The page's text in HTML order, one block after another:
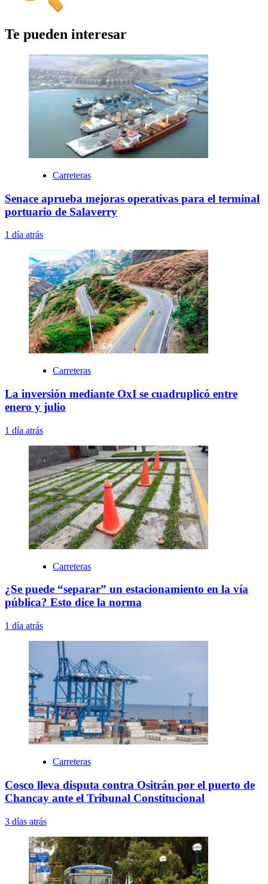
Te pueden interesar
Carreteras
Senace aprueba mejoras operativas para el terminal
portuario de Salaverry
1 día atrás
Carreteras
La inversión mediante OxI se cuadruplicó entre
enero y julio
1 día atrás
Carreteras
¿Se puede “separar” un estacionamiento en la vía
pública? Esto dice la norma
1 día atrás
Carreteras
Cosco lleva disputa contra Ositrán por el puerto de
Chancay ante el Tribunal Constitucional
3 días atrás